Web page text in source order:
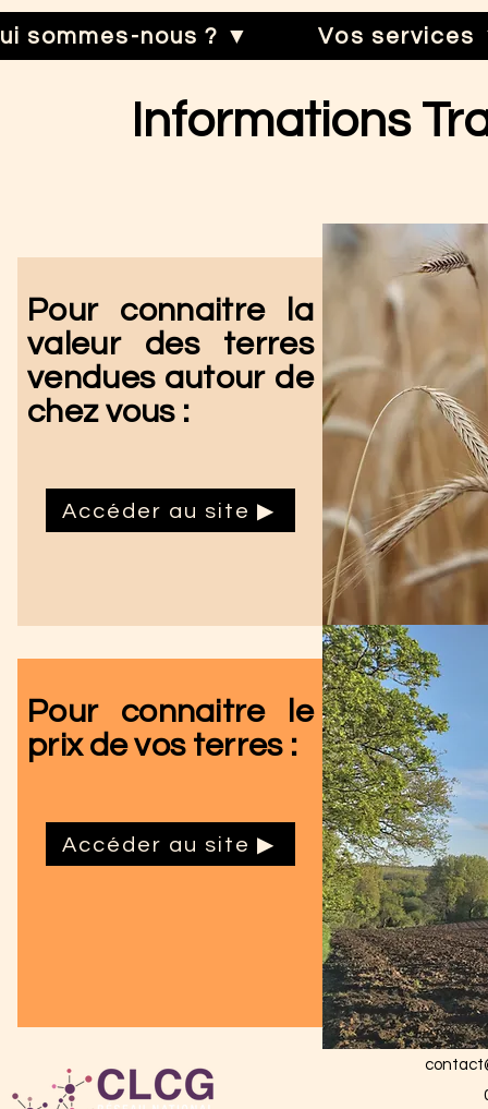
sommes-nous ? ▼ Vos services
Informations
Pour connaitre la
valeur des terres
vendues autour de
chez vous :
Accéder au site ▶
Pour connaitre le
prix de vos terres :
Accéder au site ▶